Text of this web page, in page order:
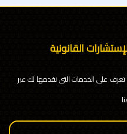
القانونية
على الخدمات التى نقدمها لك عبر